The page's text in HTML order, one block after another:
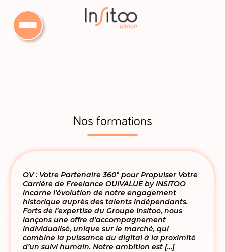
Nos formations
OV : Votre Partenaire 360° pour Propulser Votre
Carrière de Freelance OUIVALUE by INSITOO
incarne l’évolution de notre engagement
historique auprès des talents indépendants.
Forts de l’expertise du Groupe Insitoo, nous
lançons une offre d’accompagnement
individualisé, unique sur le marché, qui
combine la puissance du digital à la proximité
d’un suivi humain. Notre ambition est […]